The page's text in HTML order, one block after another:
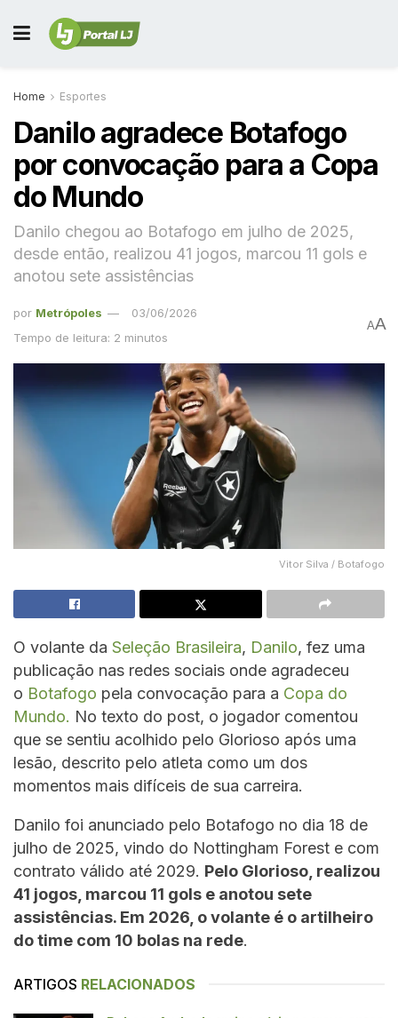
Home Esportes
Danilo agradece Botafogo
por convocação para a Copa
do Mundo
Danilo chegou ao Botafogo em julho de 2025,
desde então, realizou 41 jogos, marcou 11 gols e
anotou sete assistências
por Metrópoles
03/06/2026
Tempo de leitura: 2 minutos
AA
Vitor Silva / Botafogo
O volante da Seleção Brasileira, Danilo, fez uma
publicação nas redes sociais onde agradeceu
o Botafogo pela convocação para a Copa do
Mundo. No texto do post, o jogador comentou
que se sentiu acolhido pelo Glorioso após uma
lesão, descrito pelo atleta como um dos
momentos mais difíceis de sua carreira.
Danilo foi anunciado pelo Botafogo no dia 18 de
julho de 2025, vindo do Nottingham Forest e com
contrato válido até 2029. Pelo Glorioso, realizou
41 jogos, marcou 11 gols e anotou sete
assistências. Em 2026, o volante é o artilheiro
do time com 10 bolas na rede.
ARTIGOS RELACIONADOS